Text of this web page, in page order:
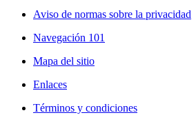
Aviso de normas sobre la privacidad
Navegación 101
Mapa del sitio
Enlaces
Términos y condiciones